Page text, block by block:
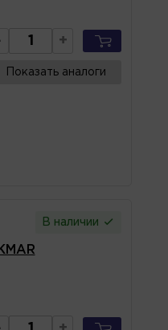
+
Показать аналоги
В наличии